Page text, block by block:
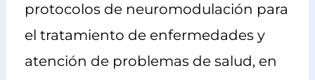
protocolos de neuromodulación para
el tratamiento de enfermedades y
atención de problemas de salud, en